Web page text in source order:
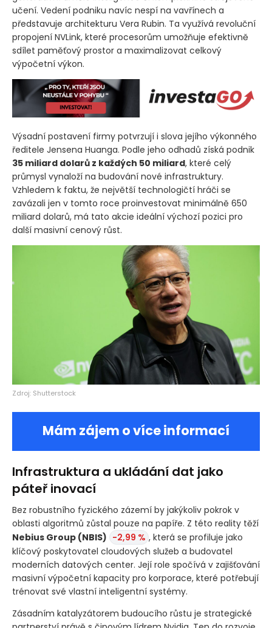
učení. Vedení podniku navíc nespí na vavřínech a
představuje architekturu Vera Rubin. Ta využívá revoluční
propojení NVLink, které procesorům umožňuje efektivně
sdílet paměťový prostor a maximalizovat celkový
výpočetní výkon.
Výsadní postavení firmy potvrzují i slova jejího výkonného
ředitele Jensena Huanga. Podle jeho odhadů získá podnik
35 miliard dolarů z každých 50 miliard, které celý
průmysl vynaloží na budování nové infrastruktury.
Vzhledem k faktu, že největší technologičtí hráči se
zavázali jen v tomto roce proinvestovat minimálně 650
miliard dolarů, má tato akcie ideální výchozí pozici pro
další masivní cenový růst.
Zdroj: Shutterstock
Mám zájem o více informací
Infrastruktura a ukládání dat jako
páteř inovací
Bez robustního fyzického zázemí by jakýkoliv pokrok v
oblasti algoritmů zůstal pouze na papíře. Z této reality těží
Nebius Group (NBIS) -2,99 % , která se profiluje jako
klíčový poskytovatel cloudových služeb a budovatel
moderních datových center. Její role spočívá v zajišťování
masivní výpočetní kapacity pro korporace, které potřebují
trénovat své vlastní inteligentní systémy.
Zásadním katalyzátorem budoucího růstu je strategické